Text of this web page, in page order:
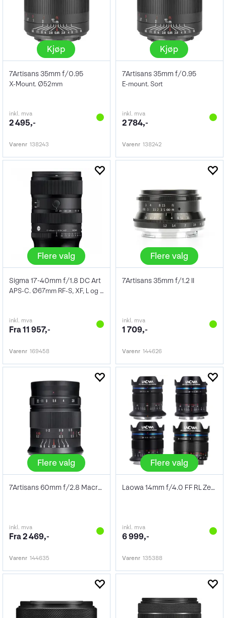
Kjøp
7Artisans 35mm f/0.95
X-Mount. Ø52mm
inkl. mva
2 495,-
Varenr 138243
Kjøp
7Artisans 35mm f/0.95
E-mount. Sort
inkl. mva
2 784,-
Varenr 138242
Flere valg
Sigma 17-40mm f/1.8 DC Art
APS-C. Ø67mm RF-S, XF, L og FE
inkl. mva
Fra 11 957,-
Varenr 169458
Flere valg
7Artisans 35mm f/1.2 II
inkl. mva
1 709,-
Varenr 144626
Flere valg
7Artisans 60mm f/2.8 Macro Mk II
inkl. mva
Fra 2 469,-
Varenr 144635
Flere valg
Laowa 14mm f/4.0 FF RL Zero-D
inkl. mva
6 999,-
Varenr 135388